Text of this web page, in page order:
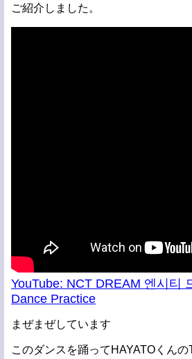
ご紹介しました。
YouTube: NCT DREAM 엔시티
Dance Practice
まぜまぜしています
このダンスを踊ってHAYATOくん